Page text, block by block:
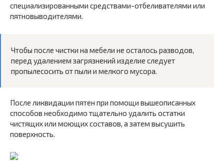
специализированными средствами-отбеливателями или
пятновыводителями.
Чтобы после чистки на мебели не осталось разводов,
перед удалением загрязнений изделие следует
пропылесосить от пыли и мелкого мусора.
После ликвидации пятен при помощи вышеописанных
способов необходимо тщательно удалить остатки
чистящих или моющих составов, а затем высушить
поверхность.